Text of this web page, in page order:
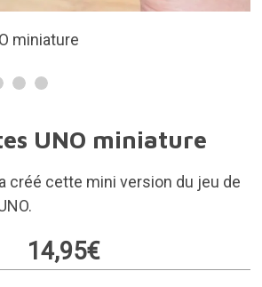
mesurent 8 cm !
UNO miniature
créé cette mini version du jeu de
14,95€